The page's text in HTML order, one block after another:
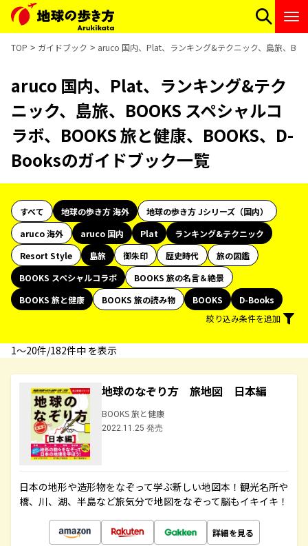
TOP ガイドブック aruco 国内、Plat、ランキング&テクニック、島旅、
aruco 国内、Plat、ランキング&テク
ニック、島旅、BOOKS スペシャルコ
ラボ、BOOKS 旅と健康、BOOKS、D-
Booksのガイドブック一覧
すべて 地球の歩き方 海外
地球の歩き方 Jシリーズ（国内）
aruco 海外
aruco 国内 Plat
ランキング&テクニック
Resort Style
島旅 御朱印 歴史時代
旅の図鑑
BOOKS スペシャルコラボ
BOOKS 旅の名言＆絶景
BOOKS 旅と健康
BOOKS 旅の読み物 BOOKS
D-Books
絞り込み条件を追加
1〜20件/182件中 を表示
地球のなぞり方 旅地図 日本編
BOOKS 旅と健康
2022.11.25 発売
日本の地形や造形物をなぞって学ぶ新しい地図本！観光名所や
橋、川、湖、半島など旅気分で地図をなぞって脳もイキイキ！
詳細を見る